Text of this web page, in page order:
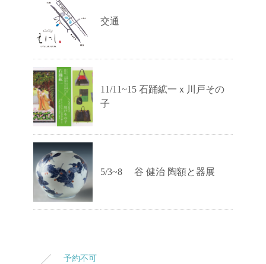
交通
11/11~15 石踊絋一ｘ川戸その
子
5/3~8 谷 健治 陶額と器展
予約不可